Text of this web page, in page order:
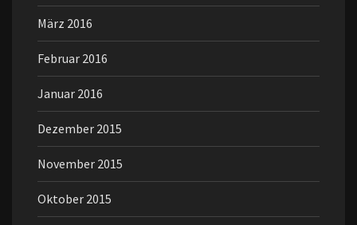
März 2016
Februar 2016
Januar 2016
Dezember 2015
November 2015
Oktober 2015